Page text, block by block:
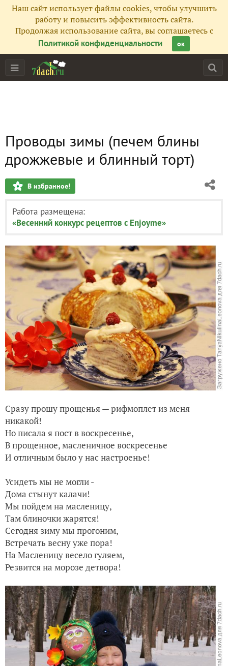
Наш сайт использует файлы cookies, чтобы улучшить
работу и повысить эффективность сайта.
Продолжая использование сайта, вы соглашаетесь с
Политикой конфиденциальности
ок
Проводы зимы (печем блины
дрожжевые и блинный торт)
В избранное!
Работа размещена:
«Весенний конкурс рецептов с Enjoyme»
Сразу прошу прощенья — рифмоплет из меня
никакой!
Но писала я пост в воскресенье,
В прощенное, масленичное воскресенье
И отличным было у нас настроенье!
Усидеть мы не могли -
Дома стынут калачи!
Мы пойдем на масленицу,
Там блиночки жарятся!
Сегодня зиму мы прогоним,
Встречать весну уже пора!
На Масленицу весело гуляем,
Резвится на морозе детвора!